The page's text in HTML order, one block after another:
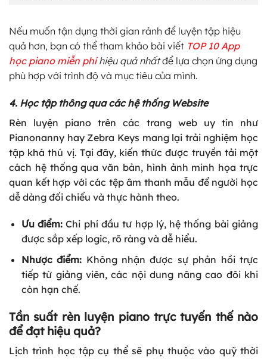
Nếu muốn tận dụng thời gian rảnh để luyện tập hiệu
quả hơn, bạn có thể tham khảo bài viết TOP 10 App
học piano miễn phí hiệu quả nhấtđể lựa chọn ứng dụng
phù hợp với trình độ và mục tiêu của mình.
4. Học tập thông qua các hệ thống Website
Rèn luyện piano trên các trang web uy tín như
Pianonanny hay Zebra Keys mang lại trải nghiệm học
tập khá thú vị. Tại đây, kiến thức được truyền tải một
cách hệ thống qua văn bản, hình ảnh minh họa trực
quan kết hợp với các tệp âm thanh mẫu để người học
dễ dàng đối chiếu và thực hành theo.
Ưu điểm: Chi phí đầu tư hợp lý, hệ thống bài giảng
được sắp xếp logic, rõ ràng và dễ hiểu.
Nhược điểm: Không nhận được sự phản hồi trực
tiếp từ giảng viên, các nội dung nâng cao đôi khi
còn hạn chế.
Tần suất rèn luyện piano trực tuyến thế nào
để đạt hiệu quả?
Lịch trình học tập cụ thể sẽ phụ thuộc vào quỹ thời